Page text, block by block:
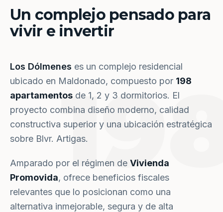
Un complejo pensado para
vivir e invertir
Los Dólmenes es un complejo residencial
ubicado en Maldonado, compuesto por 198
apartamentos de 1, 2 y 3 dormitorios. El
proyecto combina diseño moderno, calidad
constructiva superior y una ubicación estratégica
sobre Blvr. Artigas.
Amparado por el régimen de Vivienda
Promovida, ofrece beneficios fiscales
relevantes que lo posicionan como una
alternativa inmejorable, segura y de alta